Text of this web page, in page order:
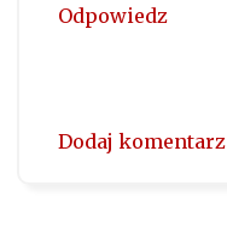
Odpowiedz
Dodaj komentarz